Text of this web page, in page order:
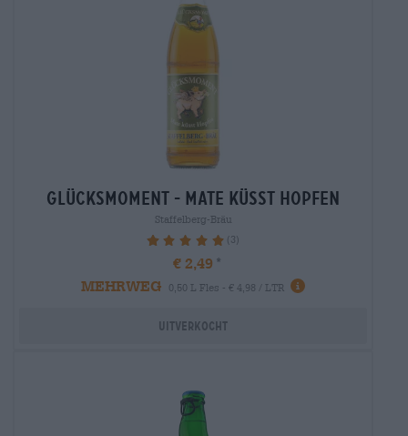
glücksmoment - mate küsst hopfen
Staffelberg-Bräu
100% (3)
€ 2,49
MEHRWEG
0,50 L Fles - € 4,98 / LTR
Uitverkocht